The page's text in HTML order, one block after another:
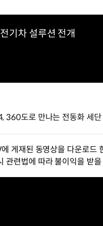
기차 설루션 전개
360도로 만나는 전동화 세단
게재된 동영상을 다운로드
관련법에 따라 불이익을 받